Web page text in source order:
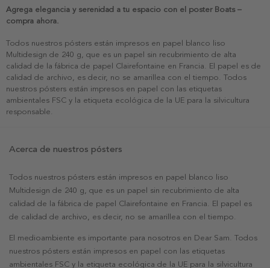
Agrega elegancia y serenidad a tu espacio con el poster Boats –
compra ahora.
Todos nuestros pósters están impresos en papel blanco liso
Multidesign de 240 g, que es un papel sin recubrimiento de alta
calidad de la fábrica de papel Clairefontaine en Francia. El papel es de
calidad de archivo, es decir, no se amarillea con el tiempo. Todos
nuestros pósters están impresos en papel con las etiquetas
ambientales FSC y la etiqueta ecológica de la UE para la silvicultura
responsable.
Acerca de nuestros pósters
Todos nuestros pósters están impresos en papel blanco liso
Multidesign de 240 g, que es un papel sin recubrimiento de alta
calidad de la fábrica de papel Clairefontaine en Francia. El papel es
de calidad de archivo, es decir, no se amarillea con el tiempo.
El medioambiente es importante para nosotros en Dear Sam. Todos
nuestros pósters están impresos en papel con las etiquetas
ambientales FSC y la etiqueta ecológica de la UE para la silvicultura